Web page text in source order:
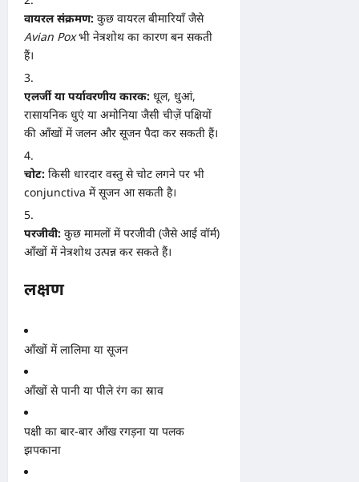
वायरल संक्रमण: कुछ वायरल बीमारियाँ जैसे
Avian Poxभी नेत्रशोथ का कारण बन सकती
हैं।
एलर्जी या पर्यावरणीय कारक: धूल, धुआं,
रासायनिक धुएं या अमोनिया जैसी चीज़ें पक्षियों
की आँखों में जलन और सूजन पैदा कर सकती हैं।
चोट: किसी धारदार वस्तु से चोट लगने पर भी
conjunctiva में सूजन आ सकती है।
परजीवी: कुछ मामलों में परजीवी (जैसे आई वॉर्म)
आँखों में नेत्रशोथ उत्पन्न कर सकते हैं।
लक्षण
आँखों में लालिमा या सूजन
आँखों से पानी या पीले रंग का स्राव
पक्षी का बार-बार आँख रगड़ना या पलक
झपकाना